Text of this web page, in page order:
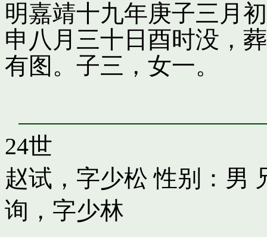
明嘉靖十九年庚子三月
申八月三十日酉时没，
有图。子三，女一。
24世
赵试，字少松 性别：男
询，字少林